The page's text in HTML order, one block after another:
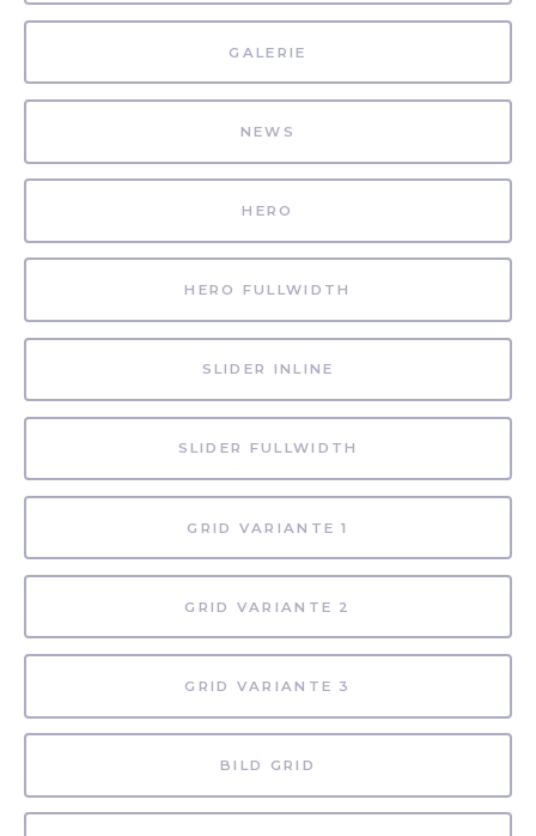
GALERIE
NEWS
HERO
HERO FULLWIDTH
SLIDER INLINE
SLIDER FULLWIDTH
GRID VARIANTE 1
GRID VARIANTE 2
GRID VARIANTE 3
BILD GRID